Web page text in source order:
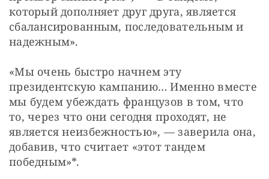
который дополняет друг друга, является
сбалансированным, последовательным и
надежным».
«Мы очень быстро начнем эту
президентскую кампанию… Именно вместе
мы будем убеждать французов в том, что
то, через что они сегодня проходят, не
является неизбежностью», — заверила она,
добавив, что считает «этот тандем
победным»*.